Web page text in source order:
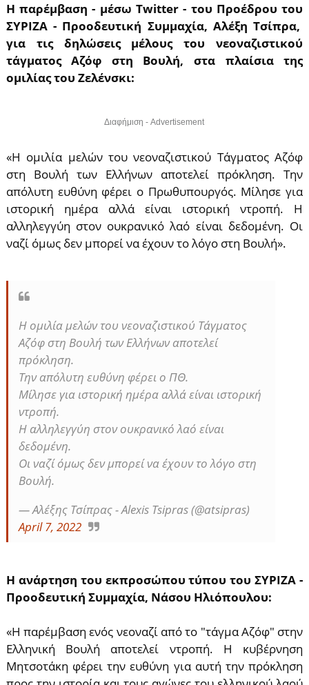
Η παρέμβαση - μέσω Twitter - του Προέδρου του
ΣΥΡΙΖΑ - Προοδευτική Συμμαχία, Αλέξη Τσίπρα,
για τις δηλώσεις μέλους του νεοναζιστικού
τάγματος Αζόφ στη Βουλή, στα πλαίσια της
ομιλίας του Ζελένσκι:
Διαφήμιση - Advertisement
«Η ομιλία μελών του νεοναζιστικού Τάγματος Αζόφ
στη Βουλή των Ελλήνων αποτελεί πρόκληση. Την
απόλυτη ευθύνη φέρει ο Πρωθυπουργός. Μίλησε για
ιστορική ημέρα αλλά είναι ιστορική ντροπή. Η
αλληλεγγύη στον ουκρανικό λαό είναι δεδομένη. Οι
ναζί όμως δεν μπορεί να έχουν το λόγο στη Βουλή».
Η ομιλία μελών του νεοναζιστικού Τάγματος
Αζόφ στη Βουλή των Ελλήνων αποτελεί
πρόκληση.
Την απόλυτη ευθύνη φέρει ο ΠΘ.
Μίλησε για ιστορική ημέρα αλλά είναι ιστορική
ντροπή.
Η αλληλεγγύη στον ουκρανικό λαό είναι
δεδομένη.
Οι ναζί όμως δεν μπορεί να έχουν το λόγο στη
Βουλή.
— Αλέξης Τσίπρας - Alexis Tsipras (@atsipras)
April 7, 2022
Η ανάρτηση του εκπροσώπου τύπου του ΣΥΡΙΖΑ -
Προοδευτική Συμμαχία, Νάσου Ηλιόπουλου:
«Η παρέμβαση ενός νεοναζί από το "τάγμα Αζόφ" στην
Ελληνική Βουλή αποτελεί ντροπή. Η κυβέρνηση
Μητσοτάκη φέρει την ευθύνη για αυτή την πρόκληση